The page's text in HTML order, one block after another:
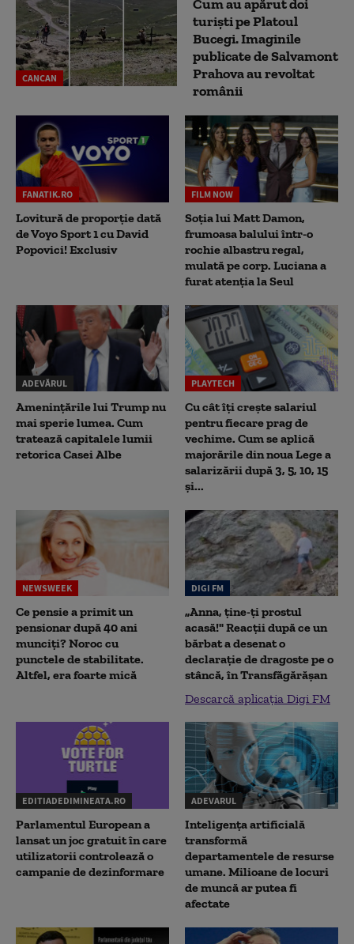
CANCAN
Cum au apărut doi
turiști pe Platoul
Bucegi. Imaginile
publicate de Salvamont
Prahova au revoltat
românii
FANATIK.RO
Lovitură de proporție dată
de Voyo Sport 1 cu David
Popovici! Exclusiv
FILM NOW
Soția lui Matt Damon,
frumoasa balului într-o
rochie albastru regal,
mulată pe corp. Luciana a
furat atenția la Seul
ADEVĂRUL
Amenințările lui Trump nu
mai sperie lumea. Cum
tratează capitalele lumii
retorica Casei Albe
PLAYTECH
Cu cât îți crește salariul
pentru fiecare prag de
vechime. Cum se aplică
majorările din noua Lege a
salarizării după 3, 5, 10, 15
și...
NEWSWEEK
Ce pensie a primit un
pensionar după 40 ani
munciți? Noroc cu
punctele de stabilitate.
Altfel, era foarte mică
DIGI FM
„Anna, ţine-ţi prostul
acasă!" Reacţii după ce un
bărbat a desenat o
declaraţie de dragoste pe o
stâncă, în Transfăgărăşan
Descarcă aplicația Digi FM
EDITIADEDIMINEATA.RO
Parlamentul European a
lansat un joc gratuit în care
utilizatorii controlează o
campanie de dezinformare
ADEVARUL
Inteligența artificială
transformă
departamentele de resurse
umane. Milioane de locuri
de muncă ar putea fi
afectate